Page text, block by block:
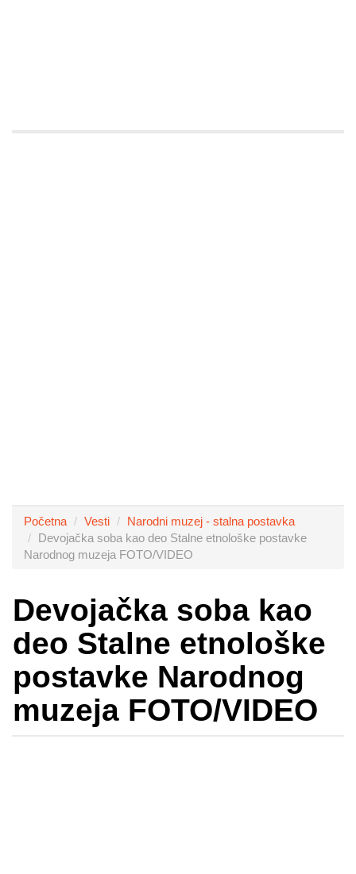
Početna Vesti
Narodni muzej - stalna postavka
Devojačka soba kao deo Stalne etnološke postavke
Narodnog muzeja FOTO/VIDEO
Devojačka soba kao
deo Stalne etnološke
postavke Narodnog
muzeja FOTO/VIDEO